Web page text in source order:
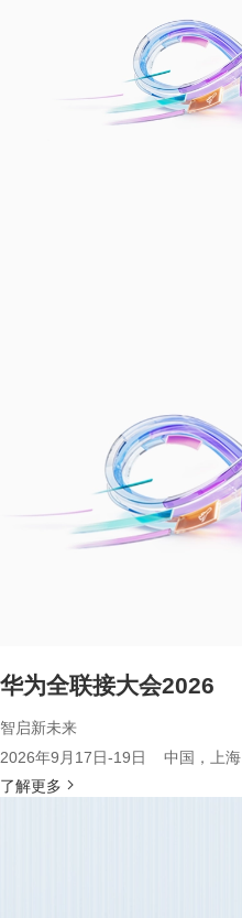
华为全联接大会2026
智启新未来
2026年9月17日-19日 中国，上海
了解更多